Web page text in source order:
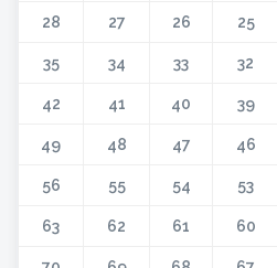
25
26
27
28
32
33
34
35
39
40
41
42
46
47
48
49
53
54
55
56
60
61
62
63